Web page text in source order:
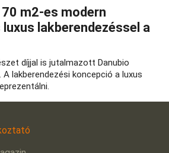
m2-es modern
luxus lakberendezéssel a
díjjal is jutalmazott Danubio
lakberendezési koncepció a luxus